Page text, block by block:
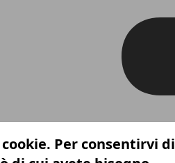
Per consentirvi di